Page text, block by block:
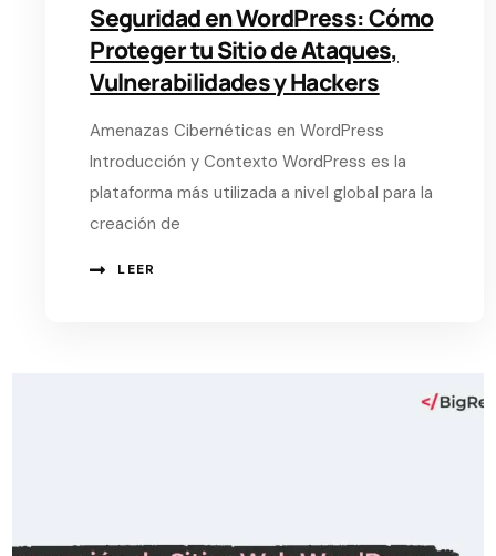
Seguridad en WordPress: Cómo
Proteger tu Sitio de Ataques,
Vulnerabilidades y Hackers
Amenazas Cibernéticas en WordPress
Introducción y Contexto WordPress es la
plataforma más utilizada a nivel global para la
creación de
LEER